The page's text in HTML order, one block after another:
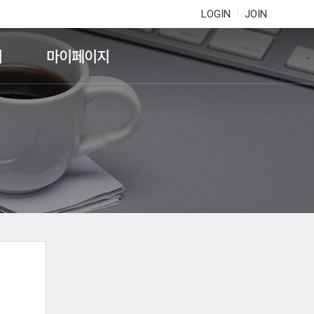
LOGIN JOIN
마이페이지